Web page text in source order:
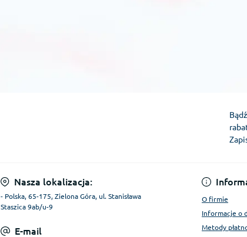
Nasza lokalizacja:
- Polska, 65-175, Zielona Góra, ul. Stanisława
Staszica 9ab/u-9
E-mail
O firmie
Informacje o
Metody